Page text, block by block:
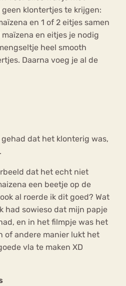
klontertjes te krijgen:
en 1 of 2 eitjes samen
en eitjes je nodig
heel smooth
Daarna voeg je al de
gehad dat het klonterig was,
dat het echt niet
een beetje op de
al roerde ik dit goed? Wat
had sowieso dat mijn papje
en in het filmpje was het
of andere manier lukt het
vla te maken XD